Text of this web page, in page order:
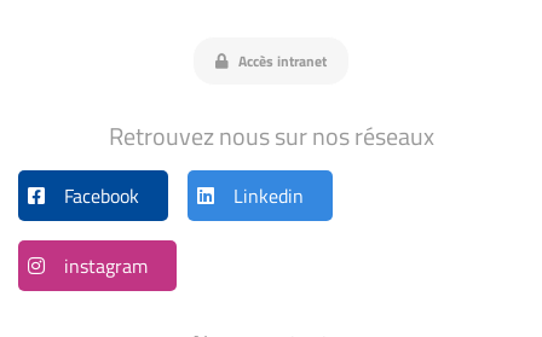
Accès intranet
Retrouvez nous sur nos réseaux
Facebook Linkedin
instagram